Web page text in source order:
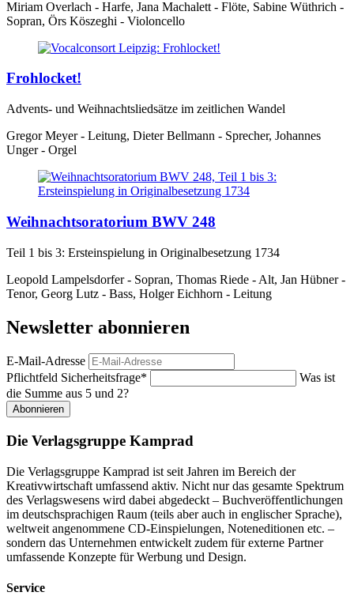
Miriam Overlach - Harfe, Jana Machalett - Flöte, Sabine Wüthrich -
Sopran, Örs Köszeghi - Violoncello
Frohlocket!
Advents- und Weihnachtsliedsätze im zeitlichen Wandel
Gregor Meyer - Leitung, Dieter Bellmann - Sprecher, Johannes
Unger - Orgel
Weihnachtsoratorium BWV 248
Teil 1 bis 3: Ersteinspielung in Originalbesetzung 1734
Leopold Lampelsdorfer - Sopran, Thomas Riede - Alt, Jan Hübner -
Tenor, Georg Lutz - Bass, Holger Eichhorn - Leitung
Newsletter abonnieren
E-Mail-Adresse
Pflichtfeld Sicherheitsfrage*
Was ist
die Summe aus 5 und 2?
Abonnieren
Die Verlagsgruppe Kamprad
Die Verlagsgruppe Kamprad ist seit Jahren im Bereich der
Kreativwirtschaft umfassend aktiv. Nicht nur das gesamte Spektrum
des Verlagswesens wird dabei abgedeckt – Buchveröffentlichungen
im deutschsprachigen Raum (teils aber auch in englischer Sprache),
weltweit angenommene CD-Einspielungen, Noteneditionen etc. –
sondern das Unternehmen entwickelt zudem für externe Partner
umfassende Konzepte für Werbung und Design.
Service